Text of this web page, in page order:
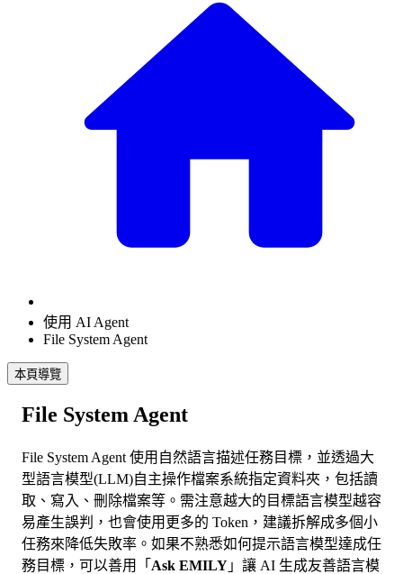
使用 AI Agent
File System Agent
本頁導覽
File System Agent
File System Agent 使用自然語言描述任務目標，並透過大
型語言模型(LLM)自主操作檔案系統指定資料夾，包括讀
取、寫入、刪除檔案等。需注意越大的目標語言模型越容
易產生誤判，也會使用更多的 Token，建議拆解成多個小
任務來降低失敗率。如果不熟悉如何提示語言模型達成任
務目標，可以善用「 Ask EMILY 」讓 AI 生成友善語言模